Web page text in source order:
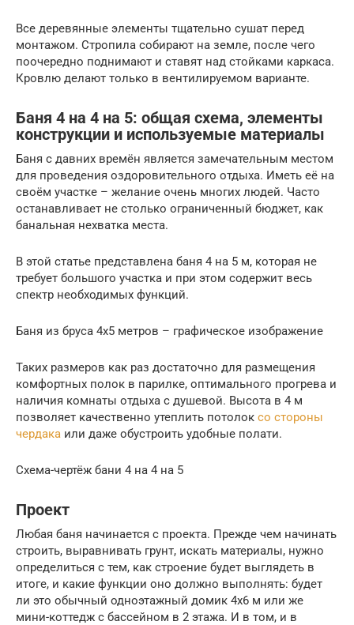
Все деревянные элементы тщательно сушат перед
монтажом. Стропила собирают на земле, после чего
поочередно поднимают и ставят над стойками каркаса.
Кровлю делают только в вентилируемом варианте.
Баня 4 на 4 на 5: общая схема, элементы
конструкции и используемые материалы
Баня с давних времён является замечательным местом
для проведения оздоровительного отдыха. Иметь её на
своём участке – желание очень многих людей. Часто
останавливает не столько ограниченный бюджет, как
банальная нехватка места.
В этой статье представлена баня 4 на 5 м, которая не
требует большого участка и при этом содержит весь
спектр необходимых функций.
Баня из бруса 4х5 метров – графическое изображение
Таких размеров как раз достаточно для размещения
комфортных полок в парилке, оптимального прогрева и
наличия комнаты отдыха с душевой. Высота в 4 м
позволяет качественно утеплить потолок со стороны
чердака или даже обустроить удобные полати.
Схема-чертёж бани 4 на 4 на 5
Проект
Любая баня начинается с проекта. Прежде чем начинать
строить, выравнивать грунт, искать материалы, нужно
определиться с тем, как строение будет выглядеть в
итоге, и какие функции оно должно выполнять: будет
ли это обычный одноэтажный домик 4х6 м или же
мини-коттедж с бассейном в 2 этажа. И в том, и в